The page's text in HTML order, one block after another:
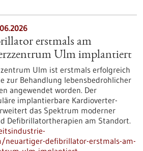
erstmals am
Ulm implantiert
Ulm ist erstmals erfolgreich
zur Behandlung lebensbedrohlicher
angewendet worden. Der
implantierbare Kardioverter-​
das Spektrum moderner
Defibrillatortherapien am Standort.
defibrillator-erstmals-am-